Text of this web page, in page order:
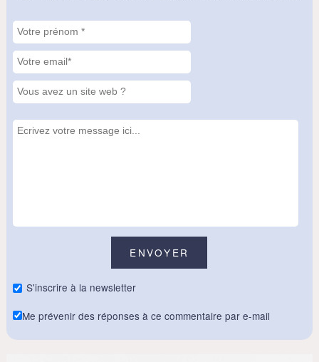
S'inscrire à la newsletter
Me prévenir des réponses à ce commentaire par e-mail